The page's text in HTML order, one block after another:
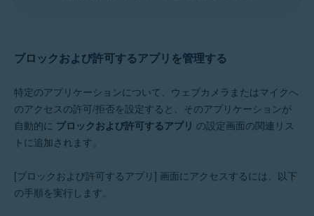
ブロックおよび許可するアプリを管理する
特定のアプリケーションについて、ウェブカメラまたはマイクへ
のアクセスの許可/拒否を設定すると、そのアプリケーションが
自動的に ブロックおよび許可するアプリ の設定画面の関連リス
トに追加されます。
[ブロックおよび許可するアプリ] 画面にアクセスするには、以下
の手順を実行します。